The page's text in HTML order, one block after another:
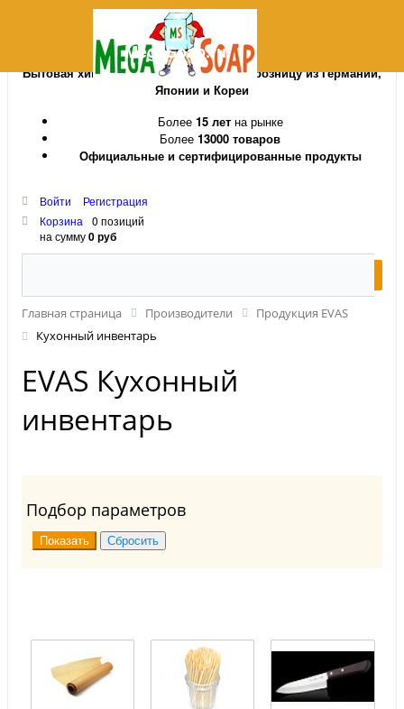
MegaSoap.ru
Бытовая химия и косметика оптом и в розницу из Германии,
Японии и Кореи
Более 15 летна рынке
Более 13000 товаров
Официальные и сертифицированные продукты
Войти
Регистрация
Корзина
0 позиций
на сумму0 руб
Главная страница Производители
Продукция EVAS
Кухонный инвентарь
EVAS Кухонный
инвентарь
Подбор параметров